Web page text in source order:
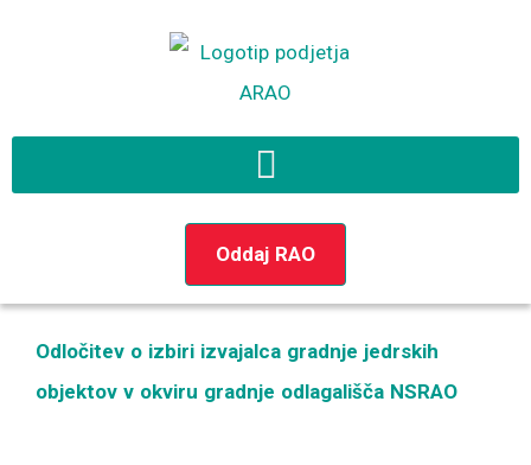
Oddaj RAO
Odločitev o izbiri izvajalca gradnje jedrskih
objektov v okviru gradnje odlagališča NSRAO